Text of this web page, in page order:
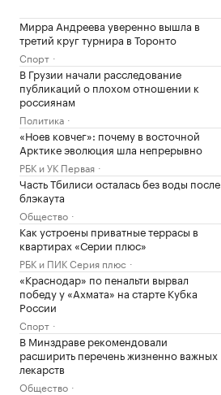
Мирра Андреева уверенно вышла в
третий круг турнира в Торонто
Спорт
В Грузии начали расследование
публикаций о плохом отношении к
россиянам
Политика
«Ноев ковчег»: почему в восточной
Арктике эволюция шла непрерывно
РБК и УК Первая
Часть Тбилиси осталась без воды после
блэкаута
Общество
Как устроены приватные террасы в
квартирах «Серии плюс»
РБК и ПИК Серия плюс
«Краснодар» по пенальти вырвал
победу у «Ахмата» на старте Кубка
России
Спорт
В Минздраве рекомендовали
расширить перечень жизненно важных
лекарств
Общество